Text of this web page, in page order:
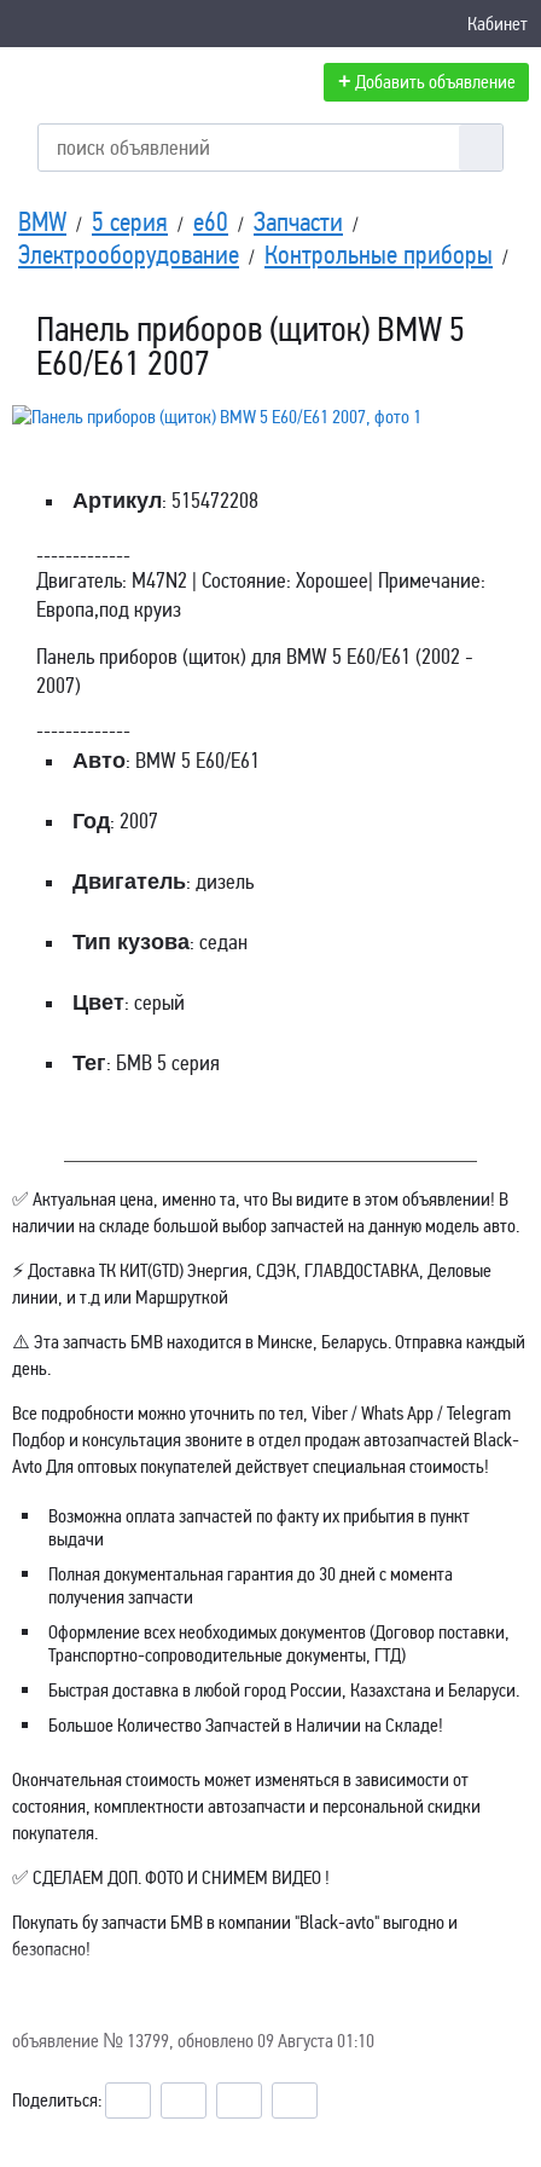
Кабинет
+ Добавить объявление
BMW / 5 серия / e60 / Запчасти /
Электрооборудование / Контрольные приборы /
Панель приборов (щиток) BMW 5
E60/E61 2007
Артикул: 515472208
-------------
Двигатель: M47N2 | Состояние: Хорошее| Примечание:
Европа,под круиз
Панель приборов (щиток) для BMW 5 E60/E61 (2002 -
2007)
-------------
Авто: BMW 5 E60/E61
Год: 2007
Двигатель: дизель
Тип кузова: седан
Цвет: серый
Тег: БМВ 5 серия
✅ Актуальная цена, именно та, что Вы видите в этом объявлении! В
наличии на складе большой выбор запчастей на данную модель авто.
⚡ Доставка ТК КИТ(GTD) Энергия, СДЭК, ГЛАВДОСТАВКА, Деловые
линии, и т.д или Маршруткой
⚠️ Эта запчасть БМВ находится в Минске, Беларусь. Отправка каждый
день.
Все подробности можно уточнить по тел, Viber / Whats App / Telegram
Подбор и консультация звоните в отдел продаж автозапчастей Black-
Avto Для оптовых покупателей действует специальная стоимость!
Возможна оплата запчастей по факту их прибытия в пункт
выдачи
Полная документальная гарантия до 30 дней с момента
получения запчасти
Оформление всех необходимых документов (Договор поставки,
Транспортно-сопроводительные документы, ГТД)
Быстрая доставка в любой город России, Казахстана и Беларуси.
Большое Количество Запчастей в Наличии на Складе!
Окончательная стоимость может изменяться в зависимости от
состояния, комплектности автозапчасти и персональной скидки
покупателя.
✅ СДЕЛАЕМ ДОП. ФОТО И СНИМЕМ ВИДЕО !
Покупать бу запчасти БМВ в компании "Black-avto" выгодно и
безопасно!
объявление № 13799, обновлено 09 Августа 01:10
Поделиться: